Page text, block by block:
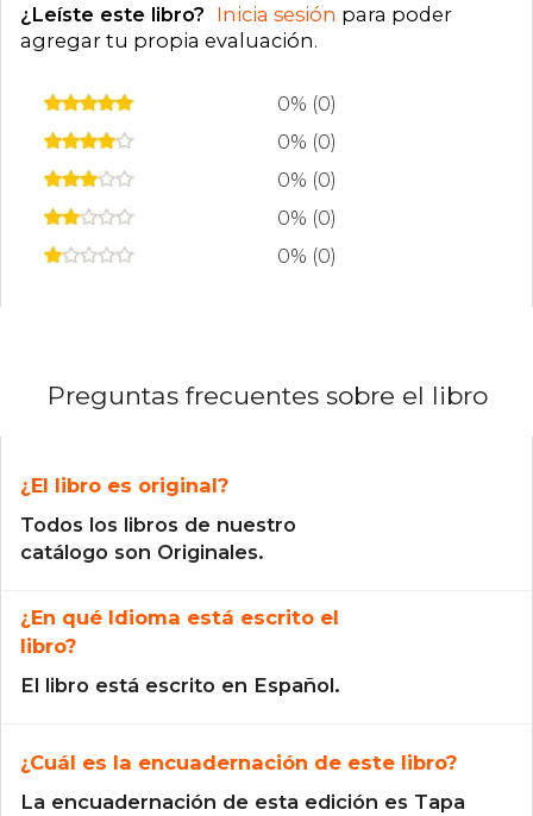
¿Leíste este libro? Inicia sesión para poder
agregar tu propia evaluación.
0% (0)
0% (0)
0% (0)
0% (0)
0% (0)
Preguntas frecuentes sobre el libro
¿El libro es original?
Todos los libros de nuestro
catálogo son Originales.
¿En qué Idioma está escrito el
libro?
El libro está escrito en Español.
¿Cuál es la encuadernación de este libro?
La encuadernación de esta edición es Tapa